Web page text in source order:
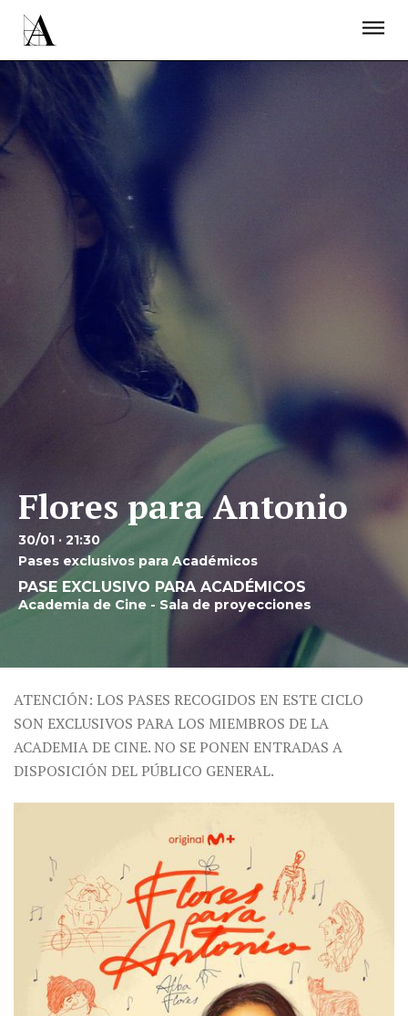
Flores para Antonio
30/01 · 21:30
Pases exclusivos para Académicos
PASE EXCLUSIVO PARA ACADÉMICOS
Academia de Cine - Sala de proyecciones
ATENCIÓN: LOS PASES RECOGIDOS EN ESTE CICLO
SON EXCLUSIVOS PARA LOS MIEMBROS DE LA
ACADEMIA DE CINE. NO SE PONEN ENTRADAS A
DISPOSICIÓN DEL PÚBLICO GENERAL.